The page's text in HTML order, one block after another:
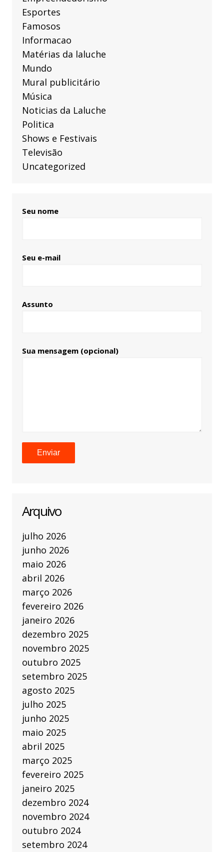
Esportes
Famosos
Informacao
Matérias da laluche
Mundo
Mural publicitário
Música
Noticias da Laluche
Politica
Shows e Festivais
Televisão
Uncategorized
Seu nome
Seu e-mail
Assunto
Sua mensagem (opcional)
Arquivo
julho 2026
junho 2026
maio 2026
abril 2026
março 2026
fevereiro 2026
janeiro 2026
dezembro 2025
novembro 2025
outubro 2025
setembro 2025
agosto 2025
julho 2025
junho 2025
maio 2025
abril 2025
março 2025
fevereiro 2025
janeiro 2025
dezembro 2024
novembro 2024
outubro 2024
setembro 2024